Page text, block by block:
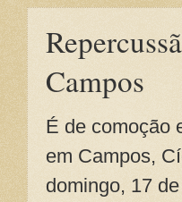
Campos
É de comoção
em Campos,
domingo, 17